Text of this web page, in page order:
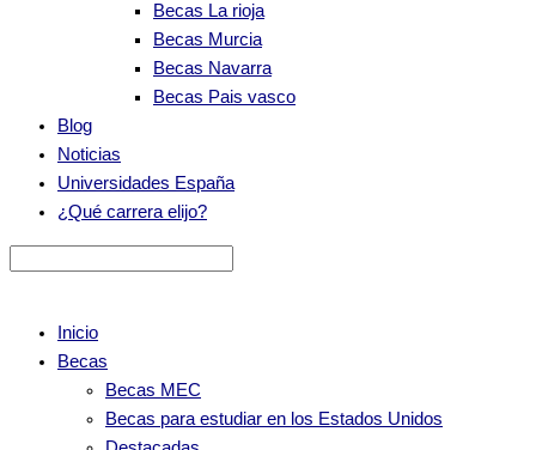
Becas La rioja
Becas Murcia
Becas Navarra
Becas Pais vasco
Blog
Noticias
Universidades España
¿Qué carrera elijo?
Inicio
Becas
Becas MEC
Becas para estudiar en los Estados Unidos